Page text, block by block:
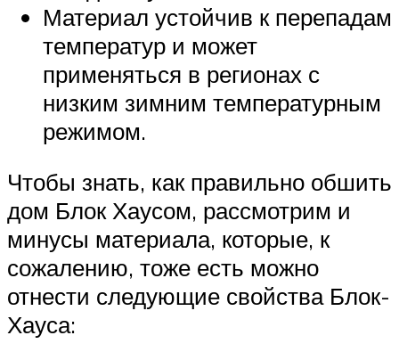
Материал устойчив к перепадам
температур и может
применяться в регионах с
низким зимним температурным
режимом.
Чтобы знать, как правильно обшить
дом Блок Хаусом, рассмотрим и
минусы материала, которые, к
сожалению, тоже есть можно
отнести следующие свойства Блок-
Хауса: